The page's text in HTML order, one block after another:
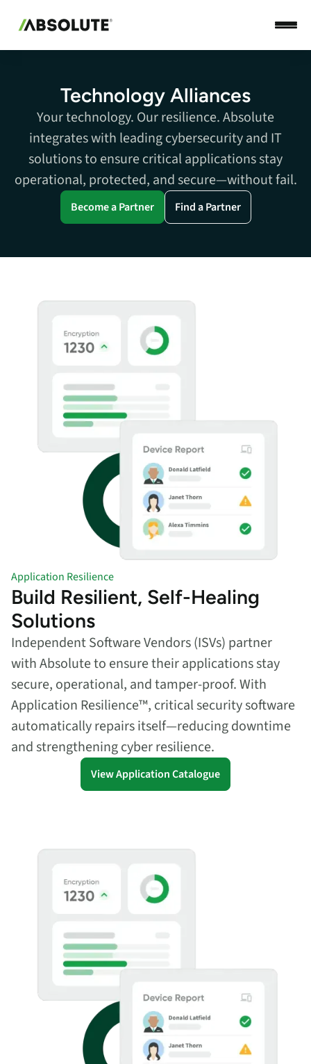
Technology Alliances
Your technology. Our resilience. Absolute
integrates with leading cybersecurity and IT
solutions to ensure critical applications stay
operational, protected, and secure—without fail.
Become a Partner Find a Partner
Build Resilient, Self-Healing
Solutions
Application Resilience
Independent Software Vendors (ISVs) partner
with Absolute to ensure their applications stay
secure, operational, and tamper-proof. With
Application Resilience™, critical security software
automatically repairs itself—reducing downtime
and strengthening cyber resilience.
View Application Catalogue